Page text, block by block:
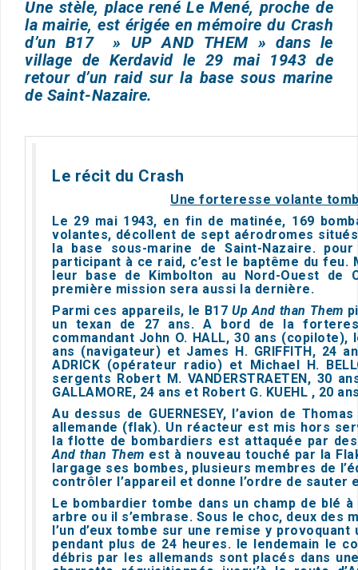
Une stèle, place rené Le Mené, proche de
la mairie, est érigée en mémoire du Crash
d’un B17 » UP AND THEM » dans le
village de Kerdavid le 29 mai 1943 de
retour d’un raid sur la base sous marine
de Saint-Nazaire.
Le récit du Crash
Une forteresse volante
Le 29 mai 1943, en fin de matinée, 169
volantes, décollent de sept aérodromes
la base sous-marine de Saint-Nazaire.
participant à ce raid, c’est le baptême du
leur base de Kimbolton au Nord-Ouest de
première mission sera aussi la dernière.
Parmi ces appareils, le B17Up And than Them
un texan de 27 ans. A bord de la
commandant John O. HALL, 30 ans (copilote),
ans (navigateur) et James H. GRIFFITH, 24
ADRICK (opérateur radio) et Michael H.
sergents Robert M. VANDERSTRAETEN, 30
GALLAMORE, 24 ans et Robert G. KUEHL , 20
Au dessus de GUERNESEY, l’avion de
allemande (flak). Un réacteur est mis hors
la flotte de bombardiers est attaquée par
And than Them est à nouveau touché par la
largage ses bombes, plusieurs membres de
contrôler l’appareil et donne l’ordre de sauter
Le bombardier tombe dans un champ de blé
arbre ou il s’embrase. Sous le choc, deux
l’un d’eux tombe sur une remise y
pendant plus de 24 heures. le lendemain le
débris par les allemands sont placés dans